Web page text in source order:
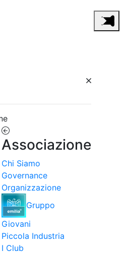
Associazione
Chi Siamo
Governance
Organizzazione
Gruppo
Giovani
Piccola Industria
I Club